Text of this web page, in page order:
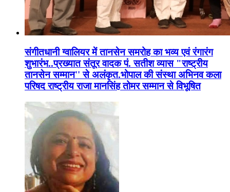
संगीतधानी ग्वालियर में तानसेन समरोह का भव्य एवं रंगारंग
शुभारंभ..प्रख्यात संतूर वादक पं. सतीश व्यास "राष्ट्रीय
तानसेन सम्मान'' से अलंकृत.भोपाल की संस्था अभिनव कला
परिषद राष्ट्रीय राजा मानसिंह तोमर सम्मान से विभूषित